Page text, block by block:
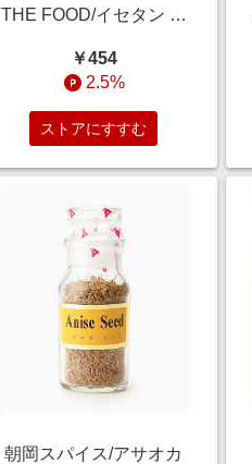
THE FOOD/イセタン ミ
【DAILYおまとめ】黒酢
ゆずぽん酢(小麦不使用)
150ml 【三越伊勢丹/公
式】
￥454
2.5%
ストアにすすむ
朝岡スパイス/アサオカ